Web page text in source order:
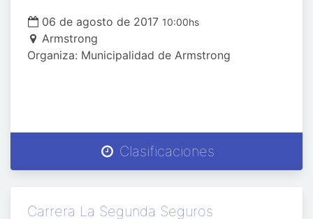
06 de agosto de 2017 10:00hs
Armstrong
Organiza: Municipalidad de Armstrong
Clasificaciones
Carrera La Segunda Seguros